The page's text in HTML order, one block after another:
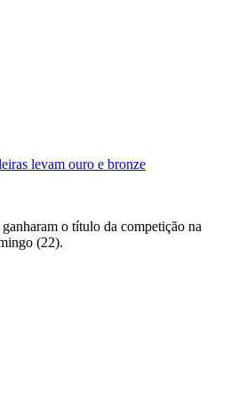
levam ouro e bronze
o título da competição na
(22).